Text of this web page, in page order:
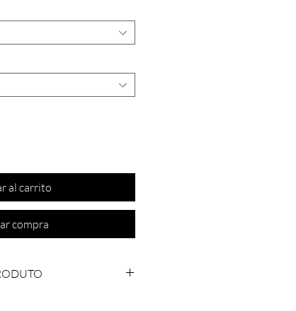
al carrito
compra